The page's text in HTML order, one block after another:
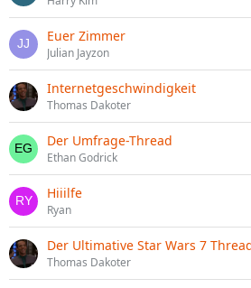
Euer Zimmer
Julian Jayzon
Internetgeschwindigkeit
Thomas Dakoter
Der Umfrage-Thread
Ethan Godrick
Hiiilfe
Ryan
Der Ultimative Star Wars 7
Thomas Dakoter